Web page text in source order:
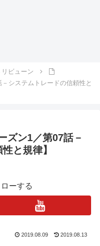
ビューン
システムトレードの信頼性と
ズン1／第07話－
と規律】
ーする
2019.08.09 2019.08.13